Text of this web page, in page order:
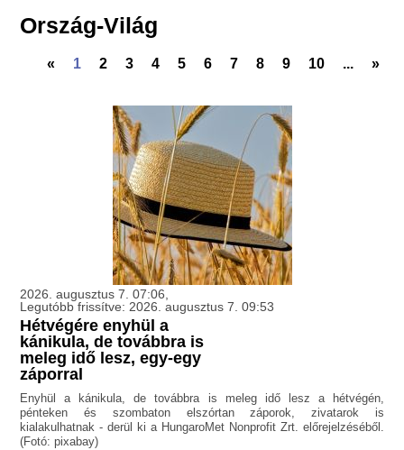
Ország-Világ
« 1 2 3 4 5 6 7 8 9 10 ... »
2026. augusztus 7. 07:06,
Legutóbb frissítve: 2026. augusztus 7. 09:53
Hétvégére enyhül a
kánikula, de továbbra is
meleg idő lesz, egy-egy
záporral
Enyhül a kánikula, de továbbra is meleg idő lesz a hétvégén,
pénteken és szombaton elszórtan záporok, zivatarok is
kialakulhatnak - derül ki a HungaroMet Nonprofit Zrt. előrejelzéséből.
(Fotó: pixabay)